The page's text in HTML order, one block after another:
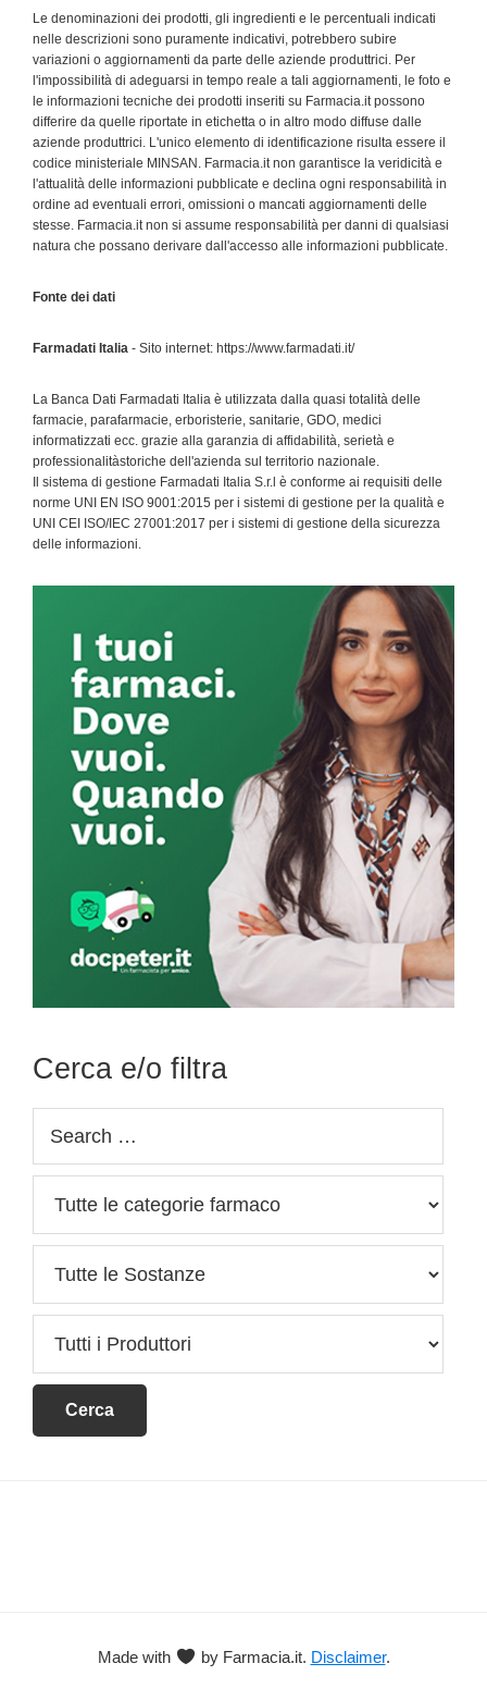
Le denominazioni dei prodotti, gli ingredienti e le percentuali indicati
nelle descrizioni sono puramente indicativi, potrebbero subire
variazioni o aggiornamenti da parte delle aziende produttrici. Per
l'impossibilità di adeguarsi in tempo reale a tali aggiornamenti, le foto e
le informazioni tecniche dei prodotti inseriti su Farmacia.it possono
differire da quelle riportate in etichetta o in altro modo diffuse dalle
aziende produttrici. L'unico elemento di identificazione risulta essere il
codice ministeriale MINSAN. Farmacia.it non garantisce la veridicità e
l'attualità delle informazioni pubblicate e declina ogni responsabilità in
ordine ad eventuali errori, omissioni o mancati aggiornamenti delle
stesse. Farmacia.it non si assume responsabilità per danni di qualsiasi
natura che possano derivare dall'accesso alle informazioni pubblicate.
Fonte dei dati
Farmadati Italia - Sito internet: https://www.farmadati.it/
La Banca Dati Farmadati Italia è utilizzata dalla quasi totalità delle
farmacie, parafarmacie, erboristerie, sanitarie, GDO, medici
informatizzati ecc. grazie alla garanzia di affidabilità, serietà e
professionalitàstoriche dell'azienda sul territorio nazionale.
Il sistema di gestione Farmadati Italia S.r.l è conforme ai requisiti delle
norme UNI EN ISO 9001:2015 per i sistemi di gestione per la qualità e
UNI CEI ISO/IEC 27001:2017 per i sistemi di gestione della sicurezza
delle informazioni.
Sidebar
Cerca e/o filtra
Made with by Farmacia.it. Disclaimer.